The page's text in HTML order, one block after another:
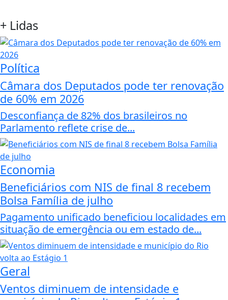
+ Lidas
Política
Câmara dos Deputados pode ter renovação
de 60% em 2026
Desconfiança de 82% dos brasileiros no
Parlamento reflete crise de...
Economia
Beneficiários com NIS de final 8 recebem
Bolsa Família de julho
Pagamento unificado beneficiou localidades em
situação de emergência ou em estado de...
Geral
Ventos diminuem de intensidade e